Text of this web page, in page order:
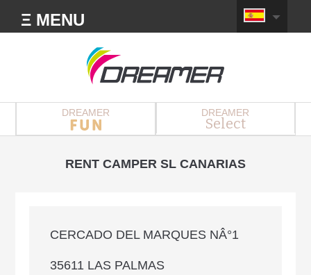
Ξ MENU
DREAMER DREAMER
Select
RENT CAMPER SL CANARIAS
CERCADO DEL MARQUES NÂ°1
35611 LAS PALMAS